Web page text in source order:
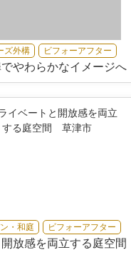
ズ外構 ビフォーアフター
でやわらかなイメージ
・和庭 ビフォーアフター
開放感を両立する庭空